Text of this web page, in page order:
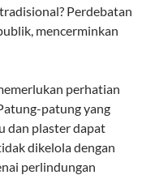
Perdebatan
mencerminkan
perhatian
patung yang
dan plaster dapat
dikelola dengan
perlindungan